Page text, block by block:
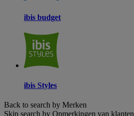
ibis budget
ibis Styles
Back to search by Merken
Skip search by Opmerkingen van klanten